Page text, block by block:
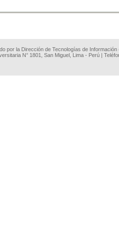
por la Dirección de Tecnologías de
N° 1801, San Miguel, Lima - Perú |